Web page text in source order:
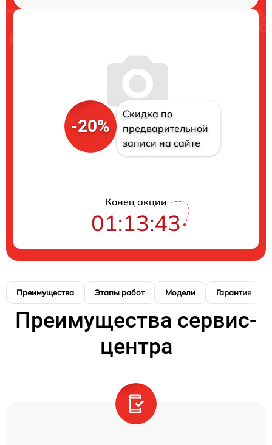
-20%
Скидка по
предварительной
записи на сайте
Конец акции
01:13:42
Преимущества Этапы работ Модели Гарантия
Преимущества сервис-
центра